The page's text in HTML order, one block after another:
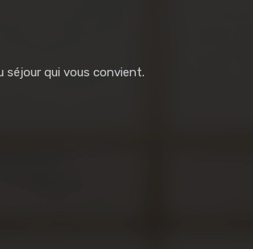
séjour qui vous convient.